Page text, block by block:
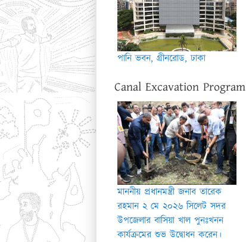
পানি ভবন, গ্রীনরোড, ঢাকা
Canal Excavation Program
মাননীয় প্রধানমন্ত্রী জনাব তারেক
রহমান ২ মে ২০২৬ সিলেট সদর
উপজেলার বাসিয়া খাল পুনঃখনন
কার্যক্রমের শুভ উদ্বোধন করেন।